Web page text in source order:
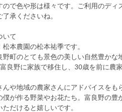
ので色や形は様々です。ご利用のデ
承くださいね。
いて
松本農園の松本祐季です。
野町のとても景色の美しい自然豊か
良野に家族で移住し、30歳を前に農
んや地域の農家さんにアドバイスをも
僕が作る野菜やお花たち。富良野の
だけると嬉しいです。